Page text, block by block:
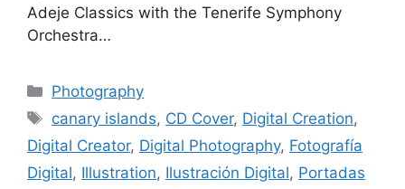
Adeje Classics with the Tenerife Symphony
Orchestra…
Photography
canary islands, CD Cover, Digital Creation,
Digital Creator, Digital Photography, Fotografía
Digital, Illustration, Ilustración Digital, Portadas